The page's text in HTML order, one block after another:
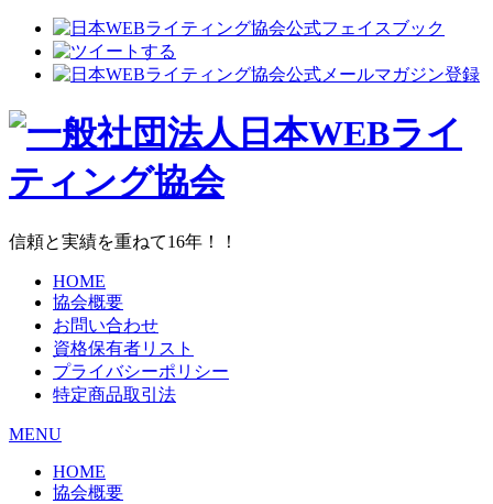
信頼と実績を重ねて16年！！
HOME
協会概要
お問い合わせ
資格保有者リスト
プライバシーポリシー
特定商品取引法
MENU
HOME
協会概要